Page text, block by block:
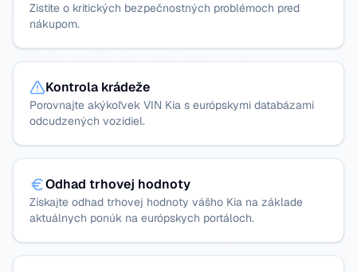
Zistite o kritických bezpečnostných problémoch pred
nákupom.
Kontrola krádeže
Porovnajte akýkoľvek VIN Kia s európskymi databázami
odcudzených vozidiel.
Odhad trhovej hodnoty
Získajte odhad trhovej hodnoty vášho Kia na základe
aktuálnych ponúk na európskych portáloch.